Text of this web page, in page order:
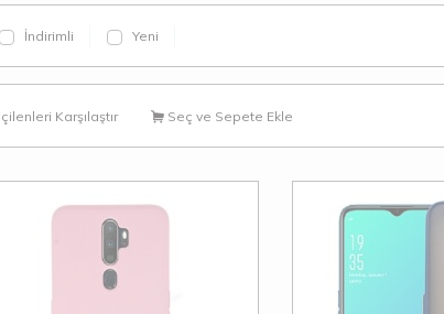
İndirimli Yeni
Karşılaştır Seç ve Sepete Ekle